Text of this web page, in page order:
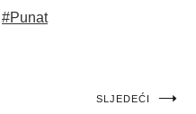
#Punat
SLJEDEĆI